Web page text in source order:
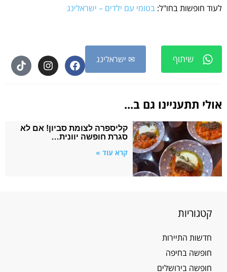
לעוד חופשות בחו"ל: בטומי עם ילדים – ישראלינג
שיתוף ✉ ישראלינג
אולי תתעניינו גם ב...
קליספרה לצומת סביון! אם לא
סגרת חופשה יוונית…
קרא עוד »
קטגוריות
חדשות התיירות
חופשה בחיפה
חופשה בירושלים